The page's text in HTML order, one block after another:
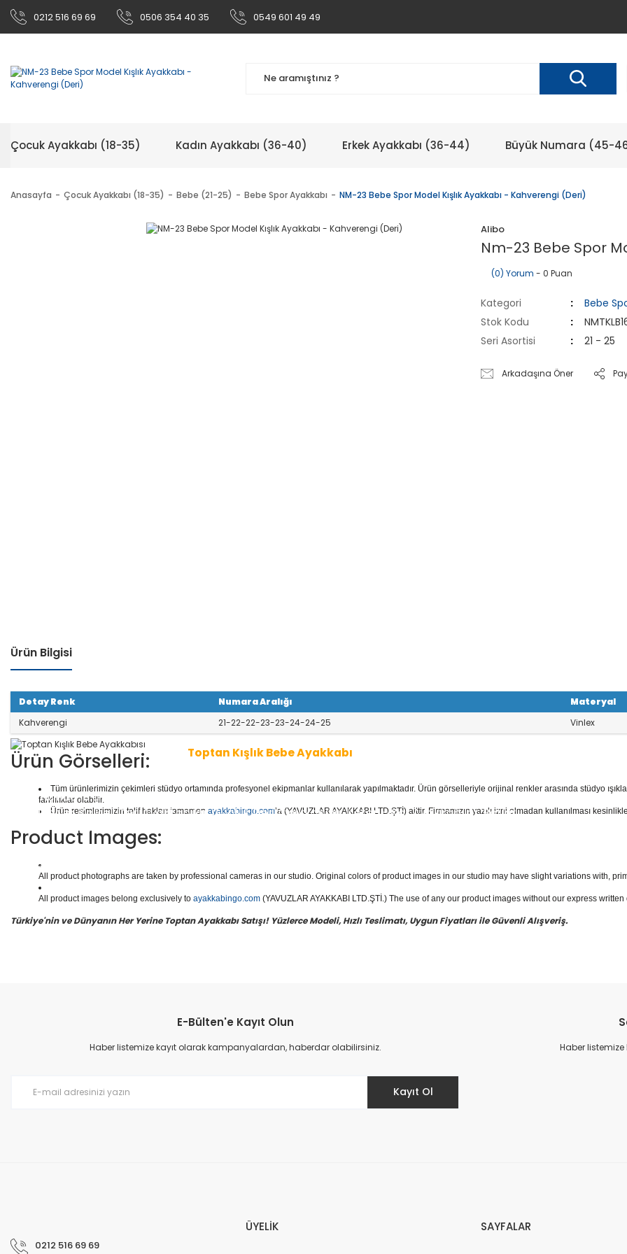
0212 516 69 69 0506 354 40 35 0549 601 49 49
Çocuk Ayakkabı (18-35) Kadın Ayakkabı (36-40) Erkek Ayakkabı (36-44) Büyük Numara (45-
Anasayfa Çocuk Ayakkabı (18-35) Bebe (21-25) Bebe Spor Ayakkabı NM-23 Bebe Spor Model Kışlık Ayakkabı - Kahverengi (Deri)
Alibo
Nm-23 Bebe Spor
(0) Yorum - 0 Puan
Kategori Bebe
Stok Kodu
Seri Asortisi
21 - 25
Arkadaşına Öner
Ürün Bilgisi
Detay Renk Numara Aralığı Materyal
Kahverengi
21-22-22-23-23-24-24-25 Vinlex
Toptan Kışlık Bebe Ayakkabı
1 seri içinde 10 çift ayakkabı bulunur. Toptan Kışlık Bebe Ayakkabı
kategorisinde; Sandaletle
r, Babetler, Kaliteli Deri Ayakkabılar, Günlük Deri Ayakkabılar, Keten - Kot Ayakkabılar, Botlar
ve daha binlerce model bebe ayakkabısı mevcuttur.
Yüzlerce modeli, hızlı teslimatı, uygun
işin en doğru adresi Yavuzlar Ayakkabı!
Ürün Görselleri:
Tüm ürünlerimizin çekimleri stüdyo ortamında profesyonel ekipmanlar kullanılarak yapılmaktadır. Ürün görselleriyle orijinal renkler arasında stüdyo
farklılıklar olabilir.
Ürün resimlerimizin telif hakları tamamen ayakkabingo.com’a (YAVUZLAR AYAKKABI LTD.ŞTİ) aittir. Firmamızın yazılı izni olmadan kullanılması
Product Images:
All product photographs are taken by professional cameras in our studio. Original colors of product images in our studio may have slight variations with,
All product images belong exclusively to ayakkabingo.com (YAVUZLAR AYAKKABI LTD.ŞTİ.) The use of any our product images without our express
Türkiye'nin ve Dünyanın Her Yerine Toptan Ayakkabı Satışı! Yüzlerce Modeli, Hızlı Teslimatı, Uygun Fiyatları ile Güvenli Alışveriş.
E-Bülten'e Kayıt Olun
Haber listemize kayıt olarak kampanyalardan, haberdar olabilirsiniz.
Kayıt Ol
Haber
0212 516 69 69
ÜYELİK SAYFALAR